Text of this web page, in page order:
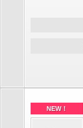
NEW！